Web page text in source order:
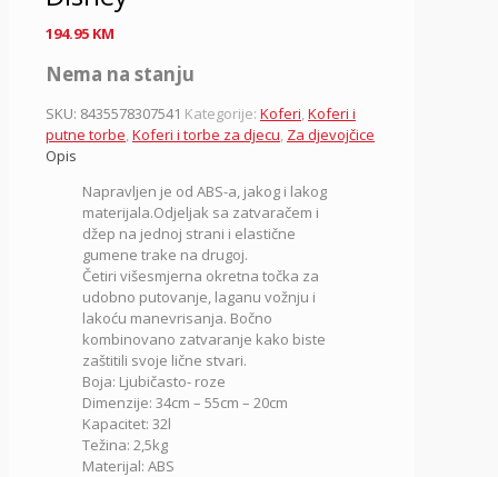
194.95 KM
Nema na stanju
SKU: 8435578307541 Kategorije: Koferi,Koferi i
putne torbe,Koferi i torbe za djecu, Za djevojčice
Opis
Napravljen je od ABS-a, jakog i lakog
materijala.Odjeljak sa zatvaračem i
džep na jednoj strani i elastične
gumene trake na drugoj.
Četiri višesmjerna okretna točka za
udobno putovanje, laganu vožnju i
lakoću manevrisanja. Bočno
kombinovano zatvaranje kako biste
zaštitili svoje lične stvari.
Boja: Ljubičasto- roze
Dimenzije: 34cm – 55cm – 20cm
Kapacitet: 32l
Težina: 2,5kg
Materijal: ABS